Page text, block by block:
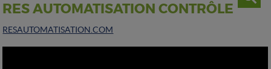
RES AUTOMATISATION CONTRÔLE
RESAUTOMATISATION.COM